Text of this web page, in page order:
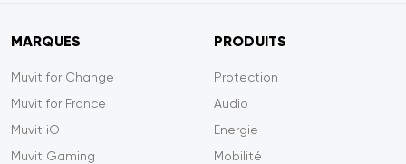
MARQUES
Muvit for Change
Muvit for France
Muvit iO
Muvit Gaming
PRODUITS
Protection
Audio
Energie
Mobilité